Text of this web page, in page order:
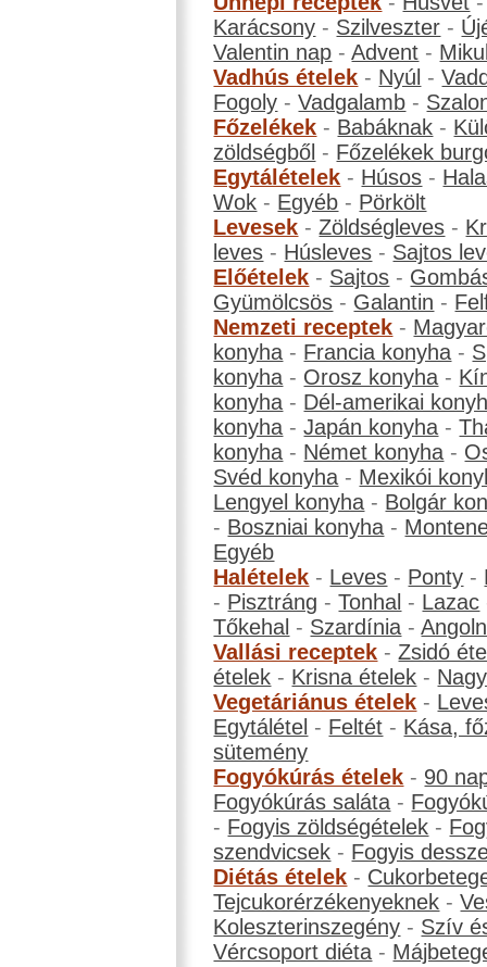
Karácsony - Szilveszter -
Valentin nap -Advent -
Vadhús ételek - Nyúl -
Fogoly -Vadgalamb -
Főzelékek - Babáknak -
zöldségből - Főzelékek
Egytálételek - Húsos -
Wok - Egyéb - Pörkölt
Levesek -Zöldségleves -
leves - Húsleves - Sajtos
Előételek - Sajtos -
Gyümölcsös - Galantin -
Nemzeti receptek -
konyha - Francia konyha -
konyha - Orosz konyha -
konyha - Dél-amerikai
konyha -Japán konyha -
konyha - Német konyha -
Svéd konyha - Mexikói
Lengyel konyha - Bolgár
- Boszniai konyha -
Egyéb
Halételek - Leves - Ponty -
- Pisztráng -Tonhal - Lazac
Tőkehal - Szardínia -
Vallási receptek -Zsidó
ételek - Krisna ételek -
Vegetáriánus ételek -
Egytálétel - Feltét - Kása,
sütemény
Fogyókúrás ételek - 90
Fogyókúrás saláta -
- Fogyis zöldségételek -
szendvicsek - Fogyis
Diétás ételek -
Tejcukorérzékenyeknek -
Koleszterinszegény - Szív
Vércsoport diéta -